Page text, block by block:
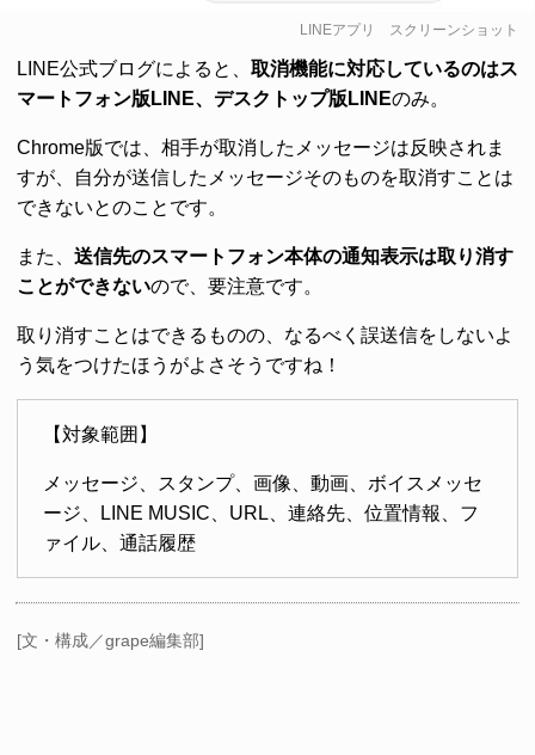
LINEアプリ スクリーンショット
LINE公式ブログによると、 取消機能に対応しているのはス
マートフォン版LINE、デスクトップ版LINEのみ。
Chrome版では、相手が取消したメッセージは反映されま
すが、自分が送信したメッセージそのものを取消すことは
できないとのことです。
また、 送信先のスマートフォン本体の通知表示は取り消す
ことができないので、要注意です。
取り消すことはできるものの、なるべく誤送信をしないよ
う気をつけたほうがよさそうですね！
【対象範囲】
メッセージ、スタンプ、画像、動画、ボイスメッセ
ージ、LINE MUSIC、URL、連絡先、位置情報、フ
ァイル、通話履歴
[文・構成／grape編集部]